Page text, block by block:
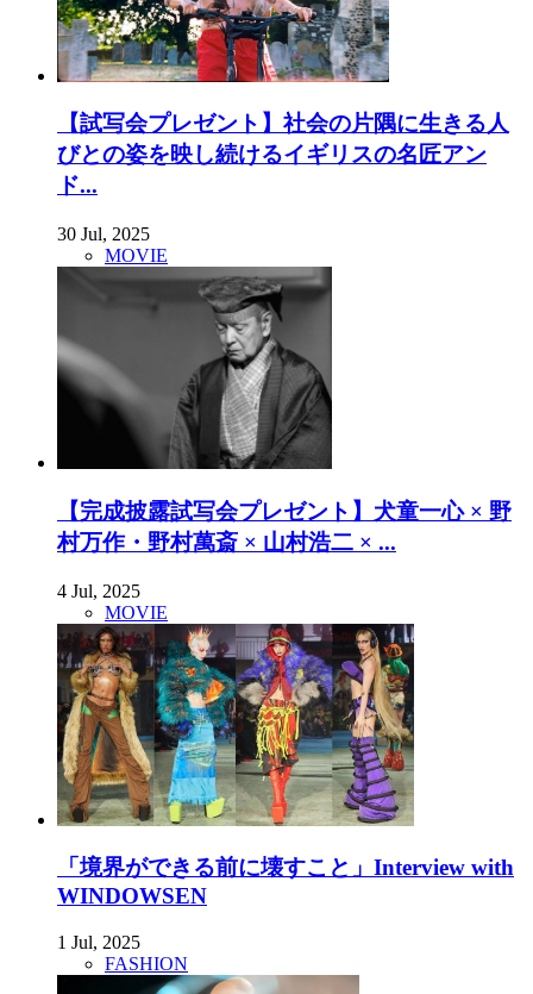
【試写会プレゼント】社会の片隅に生きる人
びとの姿を映し続けるイギリスの名匠アン
ド...
30 Jul, 2025
MOVIE
【完成披露試写会プレゼント】犬童一心 × 野
村万作・野村萬斎 × 山村浩二 × ...
4 Jul, 2025
MOVIE
「境界ができる前に壊すこと」Interview with
WINDOWSEN
1 Jul, 2025
FASHION